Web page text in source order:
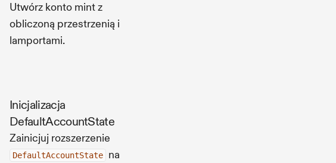
Utwórz konto mint z
obliczoną przestrzenią i
lamportami.
Inicjalizacja
DefaultAccountState
Zainicjuj rozszerzenie
DefaultAccountState
na